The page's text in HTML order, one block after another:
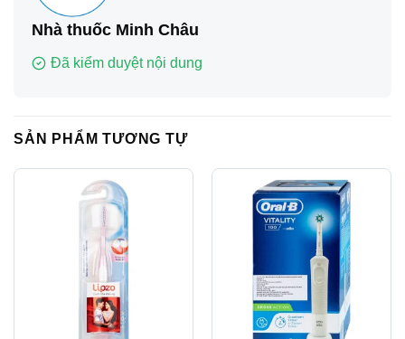
Nhà thuốc Minh Châu
Đã kiểm duyệt nội dung
SẢN PHẨM TƯƠNG TỰ